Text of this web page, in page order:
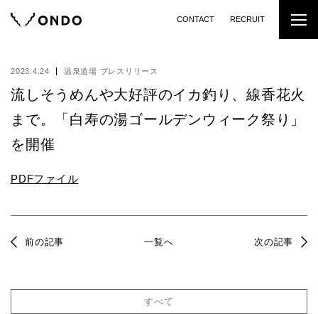
CONTACT RECRUIT
2023.4.24 温泉道場 プレスリリース
流しそうめんや大好評のイカ釣り、線香花火
まで。「白寿の湯ゴールデンウィーク祭り」
を開催
PDFファイル
前の記事 一覧へ 次の記事
すべて